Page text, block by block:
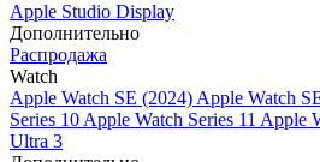
Apple Studio Display
Дополнительно
Распродажа
Watch
Apple Watch SE (2024) Apple Watch
Series 10 Apple Watch Series 11 Apple
Ultra 3